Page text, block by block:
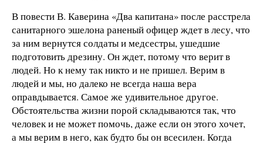
В повести В. Каверина «Два капитана» после расстрела
санитарного эшелона раненый офицер ждет в лесу, что
за ним вернутся солдаты и медсестры, ушедшие
подготовить дрезину. Он ждет, потому что верит в
людей. Но к нему так никто и не пришел. Верим в
людей и мы, но далеко не всегда наша вера
оправдывается. Самое же удивительное другое.
Обстоятельства жизни порой складываются так, что
человек и не может помочь, даже если он этого хочет,
а мы верим в него, как будто бы он всесилен. Когда